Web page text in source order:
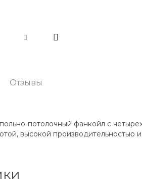
Отзывы
потолочный фанкойл с
высокой